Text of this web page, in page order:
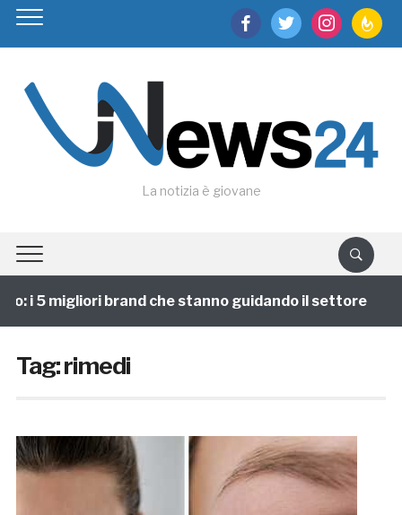
facebooktwitter instagram
La notizia è giovane
i 5 migliori brand che stanno guidando il settore
Tag:rimedi